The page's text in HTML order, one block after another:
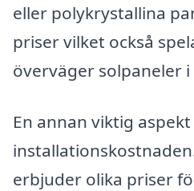
eller polykrystallina
priser vilket också
överväger solpaneler i
En annan viktig
erbjuder olika priser